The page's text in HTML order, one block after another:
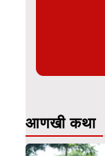
आणखी कथा